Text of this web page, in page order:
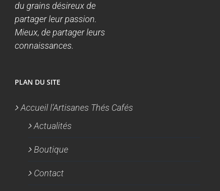
du grains désireux de
partager leur passion.
Mieux, de partager leurs
connaissances.
PLAN DU SITE
Accueil l’Artisanes Thés Cafés
Actualités
Boutique
Contact